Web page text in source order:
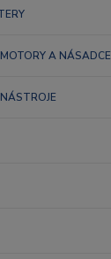
A NÁSADCE